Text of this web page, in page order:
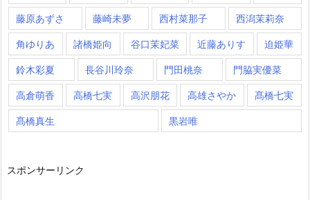
藤原あずさ 藤崎未夢 西村菜那子 西潟茉莉奈
角ゆりあ 諸橋姫向 谷口茉妃菜 近藤ありす 迫姫華
鈴木彩夏 長谷川玲奈 門田桃奈 門脇実優菜
高倉萌香 高橋七実 高沢朋花 高雄さやか 髙橋七実
髙橋真生 黒岩唯
スポンサーリンク